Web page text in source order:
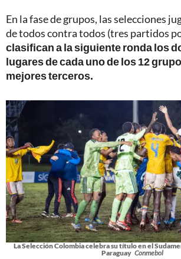
En la fase de grupos, las selecciones
de todos contra todos (tres partidos
clasifican a la siguiente ronda los
lugares de cada uno de los 12
mejores terceros.
La Selección Colombia celebra su título en el
Paraguay Conmebol